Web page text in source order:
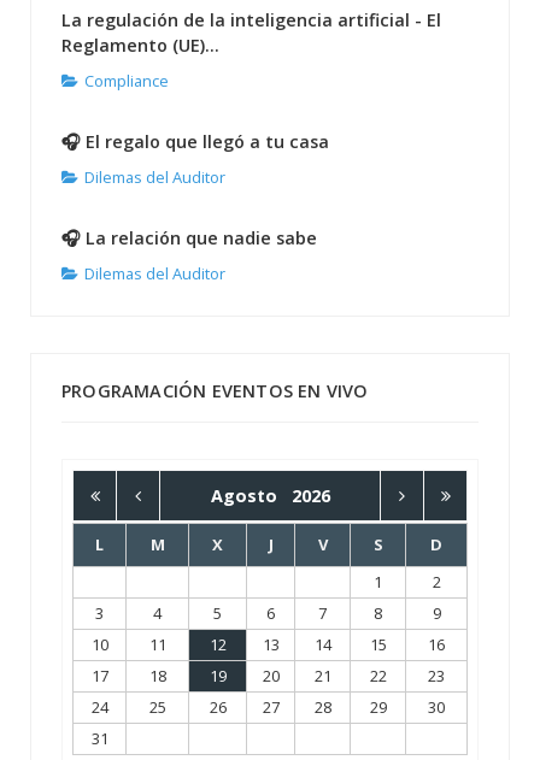
La regulación de la inteligencia artificial - El
Reglamento (UE)...
Compliance
🎧 El regalo que llegó a tu casa
Dilemas del Auditor
🎧 La relación que nadie sabe
Dilemas del Auditor
PROGRAMACIÓN EVENTOS EN VIVO
Agosto 2026
L M X J V S
D
1
2
3
4 5 6 7 8
9
10
11 12 13 14 15
16
17
18 19 20 21 22
23
24
25 26 27 28 29
30
31